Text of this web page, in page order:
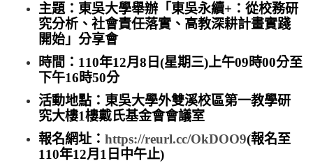
主題：東吳大學舉辦「東吳永續+：從校務研
究分析、社會責任落實、高教深耕計畫實踐
開始」分享會
時間：110年12月8日(星期三)上午09時00分至
下午16時50分
活動地點：東吳大學外雙溪校區第一教學研
究大樓1樓戴氏基金會會議室
報名網址： https://reurl.cc/OkDOO9(報名至
110年12月1日中午止)